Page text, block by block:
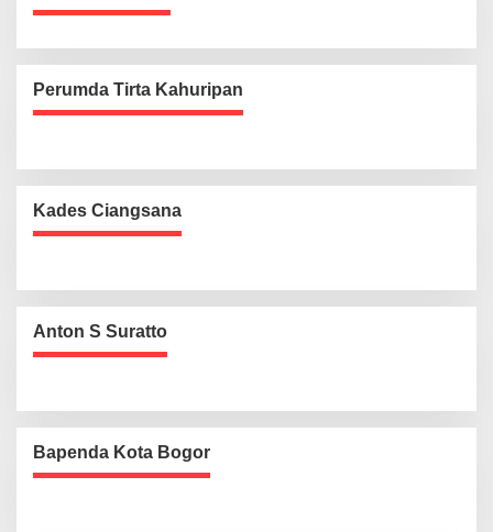
Perumda Tirta Kahuripan
Kades Ciangsana
Anton S Suratto
Bapenda Kota Bogor